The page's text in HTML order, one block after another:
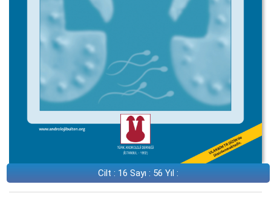
Cilt : 16 Sayı : 56 Yıl :